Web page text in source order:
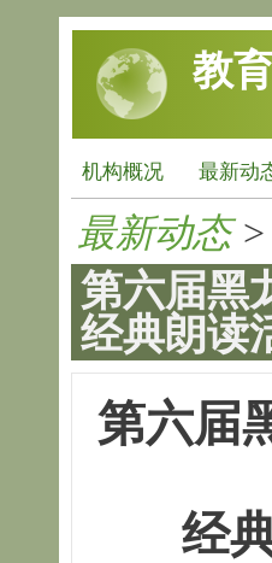
跳转到主要内容
教
机构概况 最新动
最新动态>
第六届黑
经典朗读
第六届
经